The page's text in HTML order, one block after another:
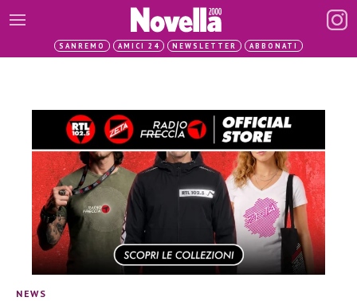
SANREMO AMICI 24 NEWSLETTER ABBONATI
NEWS